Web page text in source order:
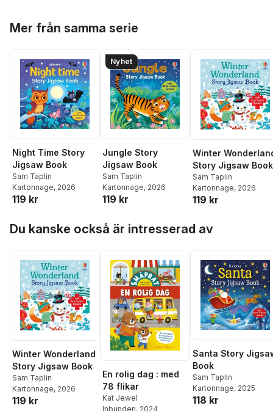
Mer från samma serie
Night Time Story
Jigsaw Book
Sam Taplin
Kartonnage, 2026
119 kr
Nyhet
Jungle Story
Jigsaw Book
Sam Taplin
Kartonnage, 2026
119 kr
Winter
Story Jigsaw Book
Sam Taplin
Kartonnage, 2026
119 kr
Du kanske också är intresserad av
Winter Wonderland
Story Jigsaw Book
Sam Taplin
Kartonnage, 2026
119 kr
En rolig dag : med
78 flikar
Kat Jewel
Inbunden, 2024
Santa Story
Book
Sam Taplin
Kartonnage, 2025
118 kr